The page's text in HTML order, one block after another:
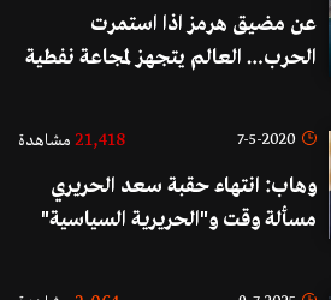
عن مضيق هرمز اذا استمرت
الحرب… العالم يتجهز لمجاعة نفطية
7-5-2020
21,418 مشاهدة
وهاب: انتهاء حقبة سعد الحريري
مسألة وقت و"الحريرية السياسية"
هذه العودة ولا أستطيع أن أغفر